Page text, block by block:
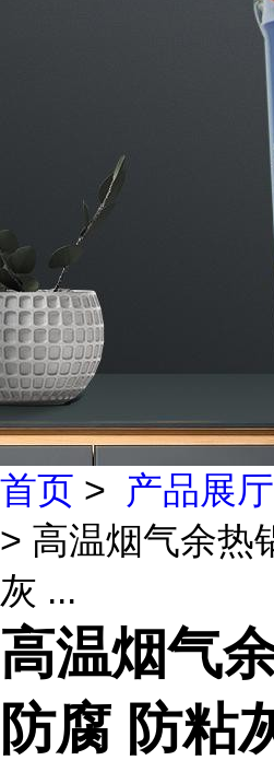
首页 > 产品展厅
> 高温烟气余热
灰 ...
高温烟气
防腐 防粘